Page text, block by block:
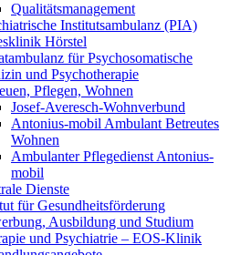
Qualitätsmanagement
Institutsambulanz (PIA)
Hörstel
für Psychosomatische
und Psychotherapie
Pflegen, Wohnen
Josef-Averesch-Wohnverbund
Antonius-mobil Ambulant Betreutes
Wohnen
Ambulanter Pflegedienst Antonius-
mobil
Dienste
für Gesundheitsförderung
Ausbildung und Studium
und Psychiatrie – EOS-Klinik